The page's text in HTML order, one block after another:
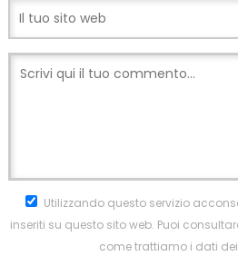
Utilizzando questo servizio
inseriti su questo sito web. Puoi
come trattiamo i dati